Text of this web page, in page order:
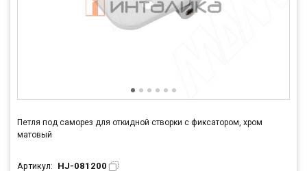
Петля под саморез для откидной створки с фиксатором, хром
матовый
Артикул: HJ-081200